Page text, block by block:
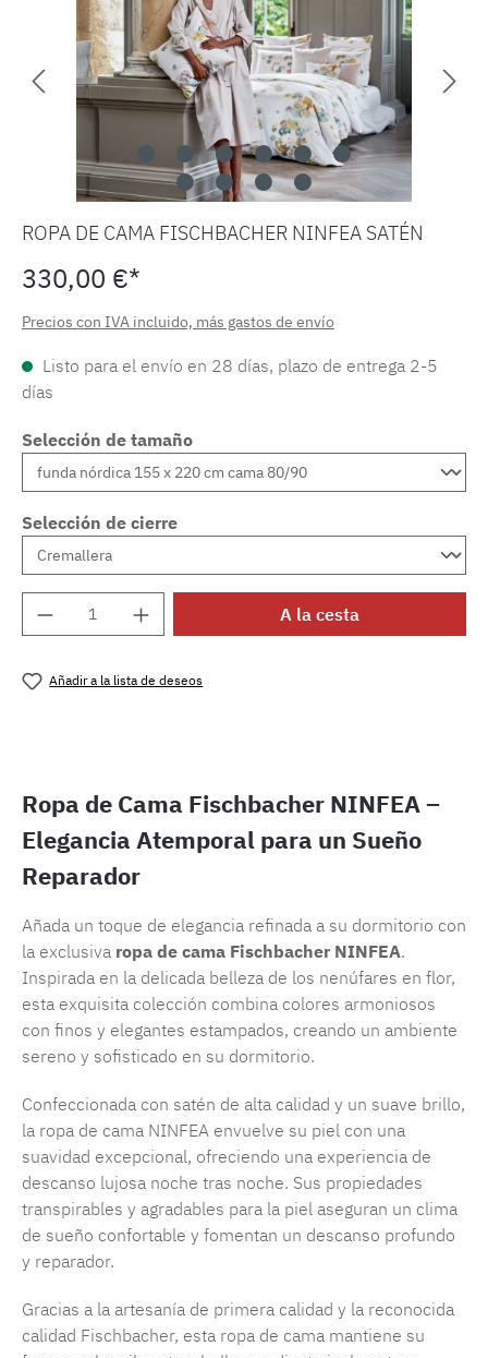
ROPA DE CAMA FISCHBACHER NINFEA SATÉN
330,00 €*
Precios con IVA incluido, más gastos de envío
Listo para el envío en 28 días, plazo de entrega 2-5
días
Selección de tamaño
Selección de cierre
Cantidad del producto: introduce la
A la cesta
Añadir a la lista de deseos
Ropa de Cama Fischbacher NINFEA –
Elegancia Atemporal para un Sueño
Reparador
Añada un toque de elegancia refinada a su dormitorio con
la exclusiva ropa de cama Fischbacher NINFEA.
Inspirada en la delicada belleza de los nenúfares en flor,
esta exquisita colección combina colores armoniosos
con finos y elegantes estampados, creando un ambiente
sereno y sofisticado en su dormitorio.
Confeccionada con satén de alta calidad y un suave brillo,
la ropa de cama NINFEA envuelve su piel con una
suavidad excepcional, ofreciendo una experiencia de
descanso lujosa noche tras noche. Sus propiedades
transpirables y agradables para la piel aseguran un clima
de sueño confortable y fomentan un descanso profundo
y reparador.
Gracias a la artesanía de primera calidad y la reconocida
calidad Fischbacher, esta ropa de cama mantiene su